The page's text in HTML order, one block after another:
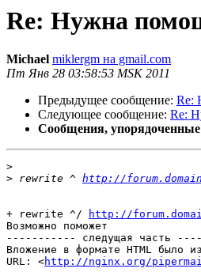
Re: Нужна
Michael miklergm на gmail.com
Пт Янв 28 03:58:53 MSK 2011
Предыдущее сообщение: Re:
Следующее сообщение: Re:
Сообщения,
>
> rewrite ^ http://
+ rewrite ^/ http://
Возможно поможет
----------- следущая часть
Вложение в формате HTML было
URL: <http://nginx.org/